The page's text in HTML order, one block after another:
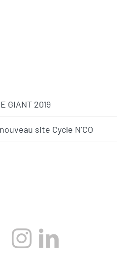
GIANT 2019
site Cycle N’CO